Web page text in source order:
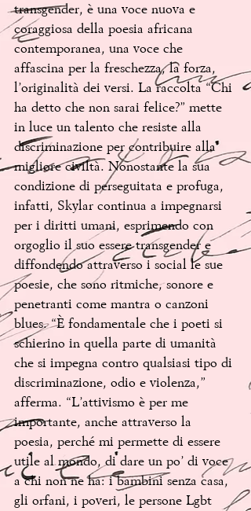
transgender, è una voce nuova e
coraggiosa della poesia africana
contemporanea, una voce che
affascina per la freschezza, la forza,
l’originalità dei versi. La raccolta “Chi
ha detto che non sarai felice?” mette
in luce un talento che resiste alla
discriminazione per contribuire alla
migliore civiltà. Nonostante la sua
condizione di perseguitata e profuga,
infatti, Skylar continua a impegnarsi
per i diritti umani, esprimendo con
orgoglio il suo essere transgender e
diffondendo attraverso i social le sue
poesie, che sono ritmiche, sonore e
penetranti come mantra o canzoni
blues. “È fondamentale che i poeti si
schierino in quella parte di umanità
che si impegna contro qualsiasi tipo di
discriminazione, odio e violenza,”
afferma. “L’attivismo è per me
importante, anche attraverso la
poesia, perché mi permette di essere
utile al mondo, di dare un po’ di voce
a chi non ne ha: i bambini senza casa,
gli orfani, i poveri, le persone Lgbt